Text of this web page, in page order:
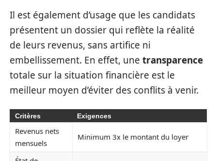
Il est également d’usage que les candidats
présentent un dossier qui reflète la réalité
de leurs revenus, sans artifice ni
embellissement. En effet, une transparence
totale sur la situation financière est le
meilleur moyen d’éviter des conflits à venir.
Critères Exigences
Revenus nets
mensuels
Minimum 3x le montant du loyer